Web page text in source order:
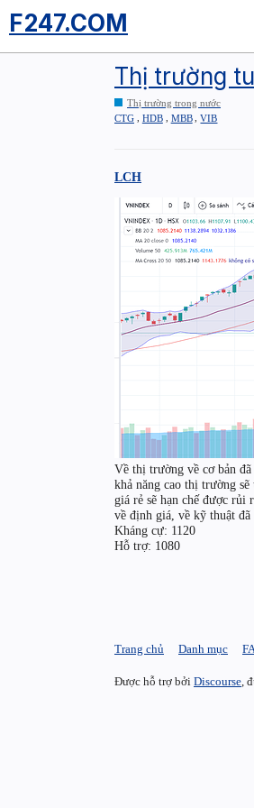
F247.COM
Thị trường
Thị trường trong nước
CTG
HDB MBB ,VIB
LCH
Về thị trường về cơ bản
khả năng cao thị trường
giá rẻ sẽ hạn chế được
về định giá, về kỹ thuật
Kháng cự: 1120
Hỗ trợ: 1080
Trang chủ Danh mục
Được hỗ trợ bởi Discourse ,